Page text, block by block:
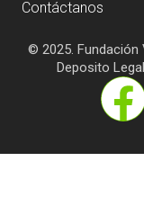
Contáctanos
© 2025. Fundación
Deposito